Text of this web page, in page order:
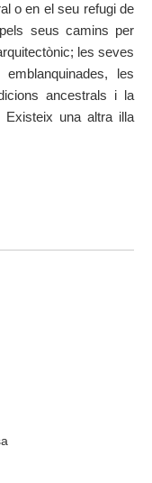
o en el seu refugi de
seus camins per
les seves
les
ancestrals i la
Existeix una altra illa